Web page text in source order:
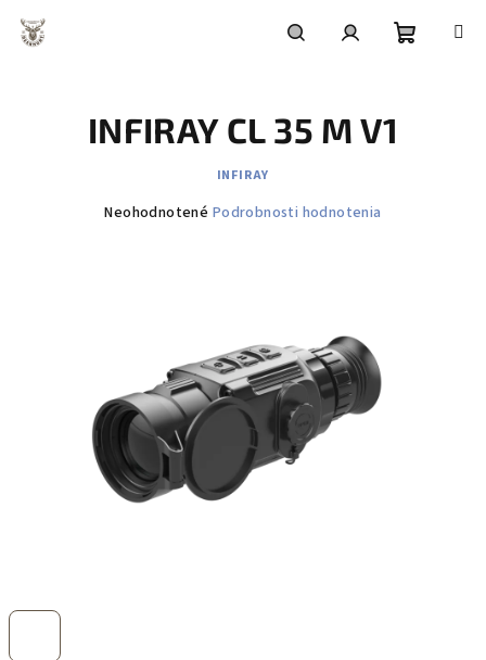
obsah
INFIRAY CL 35 M V1
INFIRAY
Priemerné
hviezdičiek.
Neohodnotené Podrobnosti hodnotenia